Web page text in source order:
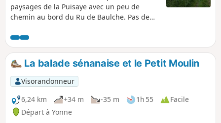
paysages de la Puisaye avec un peu de
chemin au bord du Ru de Baulche. Pas de
de fin qui vous fera traverser quelques
ponts.
La balade sénanaise et le Petit Moulin
Visorandonneur
6,24 km
+34 m -35 m 1h 55
Facile
Départ à Yonne